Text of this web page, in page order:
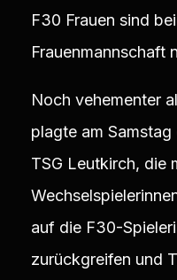
F30 Frauen sind
Frauenmannschaft
Noch vehementer
plagte am
TSG Leutkirch, die
auf die F30-
zurückgreifen und